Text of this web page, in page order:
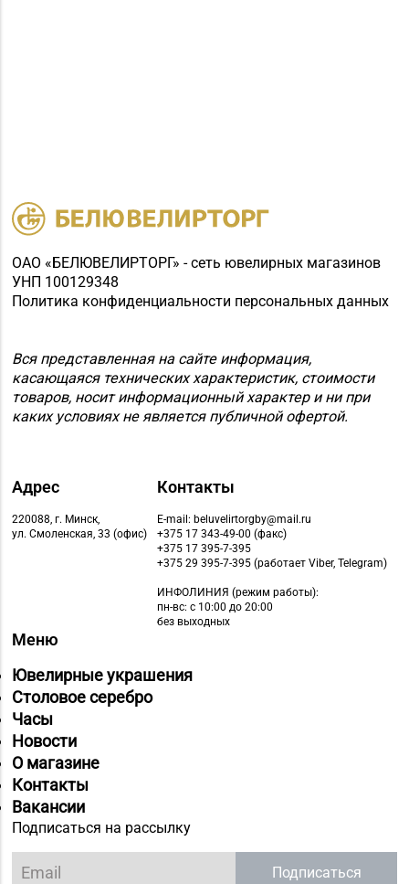
ОАО «БЕЛЮВЕЛИРТОРГ» - сеть ювелирных магазинов
УНП 100129348
Политика конфиденциальности персональных данных
Вся представленная на сайте информация,
касающаяся технических характеристик, стоимости
товаров, носит информационный характер и ни при
каких условиях не является публичной офертой.
Адрес
220088, г. Минск,
ул. Смоленская, 33 (офис)
Контакты
E-mail: beluvelirtorgby@mail.ru
+375 17 343-49-00 (факс)
+375 17 395-7-395
+375 29 395-7-395 (работает Viber, Telegram)
ИНФОЛИНИЯ (режим работы):
пн-вс: с 10:00 до 20:00
без выходных
Меню
Ювелирные украшения
Столовое серебро
Часы
Новости
О магазине
Контакты
Вакансии
Подписаться на рассылку
Подписаться